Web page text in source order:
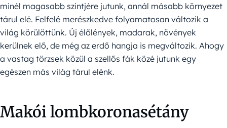
minél magasabb szintjére jutunk, annál másabb környezet
tárul elé. Felfelé merészkedve folyamatosan változik a
világ körülöttünk. Új élőlények, madarak, növények
kerülnek elő, de még az erdő hangja is megváltozik. Ahogy
a vastag törzsek közül a szellős fák közé jutunk egy
egészen más világ tárul elénk.
Makói lombkoronasétány